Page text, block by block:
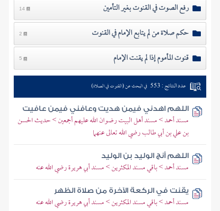
رفع الصوت في القنوت بغير التأمين 14
حكم صلاة من لم يتابع الإمام في القنوت 2
قنوت المأموم إذا لم يقنت الإمام 5
عدد النتائج : 553 في البحث عن (القنوت في الصلاة)
اللهم اهدني فيمن هديت وعافني فيمن عافيت
مسند أحمد > مسند أهل البيت رضوان الله عليهم أجمعين > حديث الحسن
بن علي بن أبي طالب رضي الله تعالى عنهما
اللهم أنج الوليد بن الوليد
مسند أحمد > باقي مسند المكثرين > مسند أبي هريرة رضي الله عنه
يقنت في الركعة الآخرة من صلاة الظهر
مسند أحمد > باقي مسند المكثرين > مسند أبي هريرة رضي الله عنه